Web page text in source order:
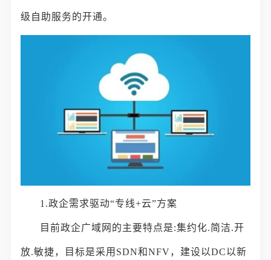
级自助服务的开通。
1.政企需求驱动“专线+云”方案
目前政企广域网的主要特点是:集约化.简洁.开
放.敏捷，目标是采用SDN和NFV，建设以DC以新